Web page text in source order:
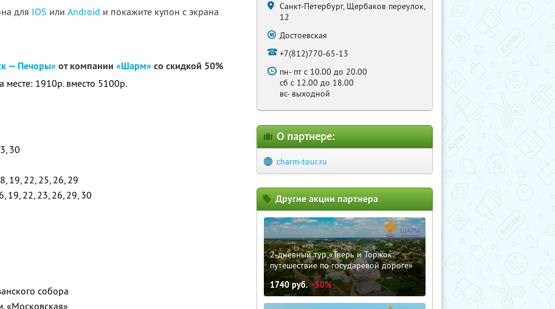
для IOS или Android и покажите купон с экрана
— Печоры»от компании «Шарм»со скидкой 50%
месте: 1910р. вместо 5100р.
30
19, 22, 25, 26, 29
19, 22, 23, 26, 29, 30
собора
«Московская»
Санкт-Петербург, Щербаков переулок,
12
Достоевская
+7(812)770-65-13
пн- пт с 10.00 до 20.00
сб с 12.00 до 18.00
вс- выходной
О партнере:
charm-tour.ru
Другие акции партнера
2-дневный тур «Тверь и Торжок:
путешествие по государевой дороге»
1740руб. -50%